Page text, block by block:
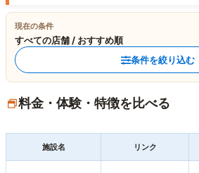
現在の条件
すべての店舗 / おすすめ順
条件を絞り込む
料金・体験・特徴を比べる
施設名 リンク